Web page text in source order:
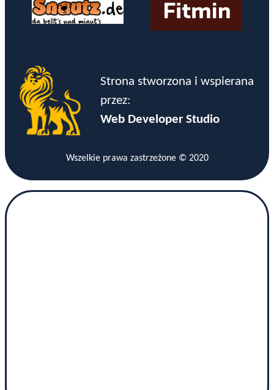
Strona stworzona i wspierana
przez:
Web Developer Studio
Wszelkie prawa zastrzeżone © 2020